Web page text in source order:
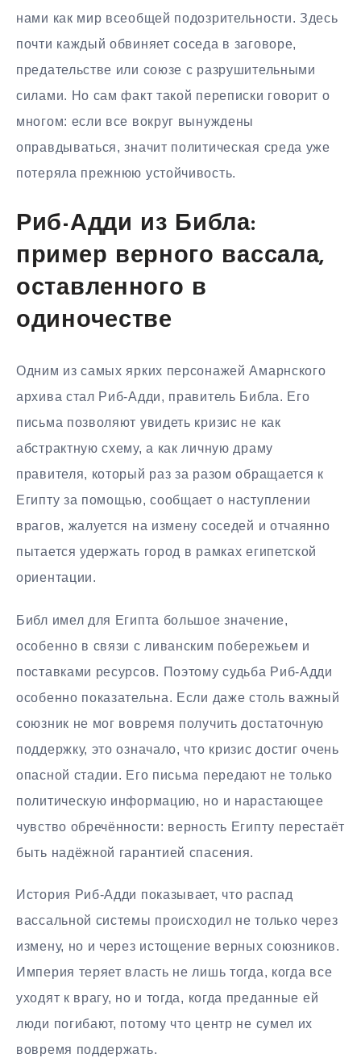
нами как мир всеобщей подозрительности. Здесь
почти каждый обвиняет соседа в заговоре,
предательстве или союзе с разрушительными
силами. Но сам факт такой переписки говорит о
многом: если все вокруг вынуждены
оправдываться, значит политическая среда уже
потеряла прежнюю устойчивость.
Риб-Адди из Библа:
пример верного вассала,
оставленного в
одиночестве
Одним из самых ярких персонажей Амарнского
архива стал Риб-Адди, правитель Библа. Его
письма позволяют увидеть кризис не как
абстрактную схему, а как личную драму
правителя, который раз за разом обращается к
Египту за помощью, сообщает о наступлении
врагов, жалуется на измену соседей и отчаянно
пытается удержать город в рамках египетской
ориентации.
Библ имел для Египта большое значение,
особенно в связи с ливанским побережьем и
поставками ресурсов. Поэтому судьба Риб-Адди
особенно показательна. Если даже столь важный
союзник не мог вовремя получить достаточную
поддержку, это означало, что кризис достиг очень
опасной стадии. Его письма передают не только
политическую информацию, но и нарастающее
чувство обречённости: верность Египту перестаёт
быть надёжной гарантией спасения.
История Риб-Адди показывает, что распад
вассальной системы происходил не только через
измену, но и через истощение верных союзников.
Империя теряет власть не лишь тогда, когда все
уходят к врагу, но и тогда, когда преданные ей
люди погибают, потому что центр не сумел их
вовремя поддержать.